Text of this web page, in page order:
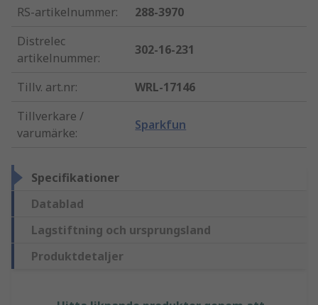
RS-artikelnummer:
288-3970
Distrelec
artikelnummer:
302-16-231
Tillv. art.nr:
WRL-17146
Tillverkare /
varumärke:
Sparkfun
Specifikationer
Datablad
Lagstiftning och ursprungsland
Produktdetaljer